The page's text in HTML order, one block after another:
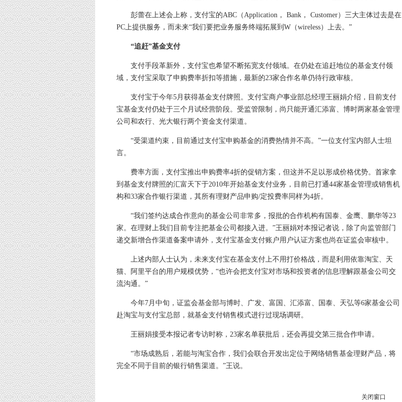
彭蕾在上述会上称，支付宝的ABC（Application， Bank， Customer）三大主体过去是在
PC上提供服务，而未来“我们要把业务服务终端拓展到W（wireless）上去。”
“追赶”基金支付
支付手段革新外，支付宝也希望不断拓宽支付领域。在仍处在追赶地位的基金支付领
域，支付宝采取了申购费率折扣等措施，最新的23家合作名单仍待行政审核。
支付宝于今年5月获得基金支付牌照。支付宝商户事业部总经理王丽娟介绍，目前支付
宝基金支付仍处于三个月试经营阶段。受监管限制，尚只能开通汇添富、博时两家基金管理
公司和农行、光大银行两个资金支付渠道。
“受渠道约束，目前通过支付宝申购基金的消费热情并不高。”一位支付宝内部人士坦
言。
费率方面，支付宝推出申购费率4折的促销方案，但这并不足以形成价格优势。首家拿
到基金支付牌照的汇富天下于2010年开始基金支付业务，目前已打通44家基金管理或销售机
构和33家合作银行渠道，其所有理财产品申购/定投费率同样为4折。
“我们签约达成合作意向的基金公司非常多，报批的合作机构有国泰、金鹰、鹏华等23
家。在理财上我们目前专注把基金公司都接入进。”王丽娟对本报记者说，除了向监管部门
递交新增合作渠道备案申请外，支付宝基金支付账户用户认证方案也尚在证监会审核中。
上述内部人士认为，未来支付宝在基金支付上不用打价格战，而是利用依靠淘宝、天
猫、阿里平台的用户规模优势，“也许会把支付宝对市场和投资者的信息理解跟基金公司交
流沟通。”
今年7月中旬，证监会基金部与博时、广发、富国、汇添富、国泰、天弘等6家基金公司
赴淘宝与支付宝总部，就基金支付销售模式进行过现场调研。
王丽娟接受本报记者专访时称，23家名单获批后，还会再提交第三批合作申请。
“市场成熟后，若能与淘宝合作，我们会联合开发出定位于网络销售基金理财产品，将
完全不同于目前的银行销售渠道。”王说。
关闭窗口